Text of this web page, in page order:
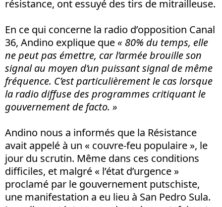
résistance, ont essuyé des tirs de mitrailleuse.
En ce qui concerne la radio d’opposition Canal
36, Andino explique que « 80% du temps, elle
ne peut pas émettre, car l’armée brouille son
signal au moyen d’un puissant signal de même
fréquence. C’est particulièrement le cas lorsque
la radio diffuse des programmes critiquant le
gouvernement de facto. »
Andino nous a informés que la Résistance
avait appelé à un « couvre-feu populaire », le
jour du scrutin. Même dans ces conditions
difficiles, et malgré « l’état d’urgence »
proclamé par le gouvernement putschiste,
une manifestation a eu lieu à San Pedro Sula.